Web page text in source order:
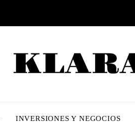
INVERSIONES Y NEGOCIOS